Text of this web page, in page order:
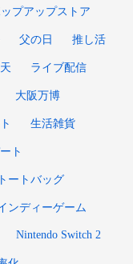
プアップストア
父の日 推し活
ライブ配信
大阪万博
生活雑貨
ト
トートバッグ
ンディーゲーム
Nintendo Switch 2